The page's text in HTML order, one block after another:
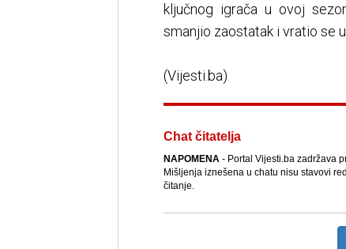
ključnog igrača u ovoj
smanjio zaostatak i vratio se
(Vijesti.ba)
Chat čitatelja
NAPOMENA- Portal Vijesti.ba zadržava
Mišljenja iznešena u chatu nisu stavovi
čitanje.